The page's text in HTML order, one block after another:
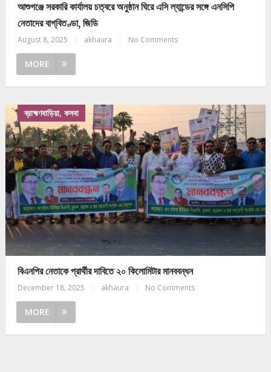
আশুগঞ্জে সরকারি কার্যালয় চত্বরে অনুষ্ঠান ঘিরে এসি ল্যান্ডের সঙ্গে এনসিপি
নেতাদের বাগ্‌বিতণ্ডা, জিডি
August 8, 2025 akhaura No Comments
MORE
ব্রাহ্মণবাড়িয়া, কসবা
বিএনপির নেতাকে প্রার্থীর দাবিতে ২০ কিলোমিটার মানববন্ধন
December 18, 2025 akhaura No Comments
MORE